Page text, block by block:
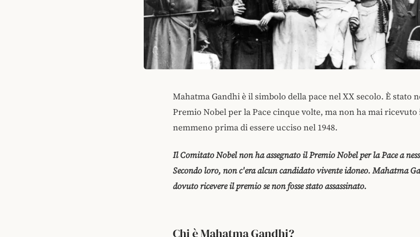
Mahatma Gandhi è il simbolo della pace nel XX secolo. È stato
Premio Nobel per la Pace cinque volte, ma non ha mai
nemmeno prima di essere ucciso nel 1948.
Il Comitato Nobel non ha assegnato il Premio Nobel per la Pace a
Secondo loro, non c'era alcun candidato vivente idoneo. Mahatma
dovuto ricevere il premio se non fosse stato assassinato.
Chi è Mahatma Gandhi?